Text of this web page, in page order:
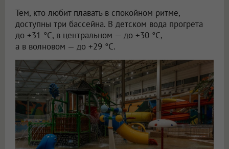
Тем, кто любит плавать в спокойном ритме,
доступны три бассейна. В детском вода прогрета
до +31 °C, в центральном — до +30 °C,
а в волновом — до +29 °C.